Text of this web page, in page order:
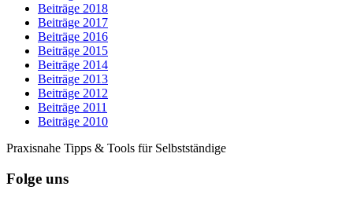
Beiträge 2018
Beiträge 2017
Beiträge 2016
Beiträge 2015
Beiträge 2014
Beiträge 2013
Beiträge 2012
Beiträge 2011
Beiträge 2010
Praxisnahe Tipps & Tools für Selbstständige
Folge uns